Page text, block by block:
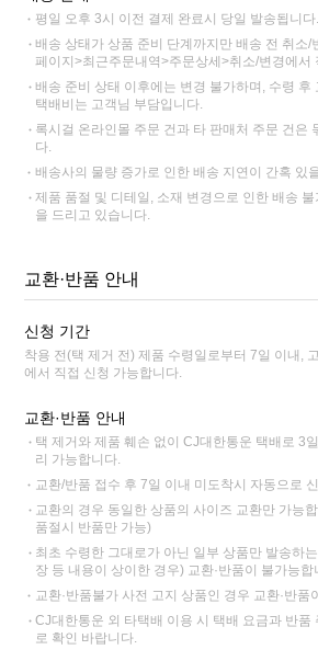
평일 오후 3시 이전 결제 완료시 당일 발송됩니다.
배송 상태가 상품 준비 단계까지만 배송 전 취소/
페이지>최근주문내역>주문상세>취소/변경에서
배송 준비 상태 이후에는 변경 불가하며, 수령 후
택배비는 고객님 부담입니다.
록시걸 온라인몰 주문 건과 타 판매처 주문 건은
다.
배송사의 물량 증가로 인한 배송 지연이 간혹 있
제품 품절 및 디테일, 소재 변경으로 인한 배송
을 드리고 있습니다.
교환·반품 안내
신청 기간
착용 전(택 제거 전) 제품 수령일로부터 7일 이내,
에서 직접 신청 가능합니다.
교환·반품 안내
택 제거와 제품 훼손 없이 CJ대한통운 택배로 3
리 가능합니다.
교환/반품 접수 후 7일 이내 미도착시 자동으로
교환의 경우 동일한 상품의 사이즈 교환만 가능
품절시 반품만 가능)
최초 수령한 그대로가 아닌 일부 상품만 발송하
장 등 내용이 상이한 경우) 교환·반품이 불가능합
교환·반품불가 사전 고지 상품인 경우 교환·반품
CJ대한통운 외 타택배 이용 시 택배 요금과 반품
로 확인 바랍니다.